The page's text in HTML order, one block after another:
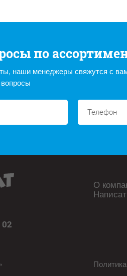
по
наши менеджеры свяжутся с
вопросы
02
О